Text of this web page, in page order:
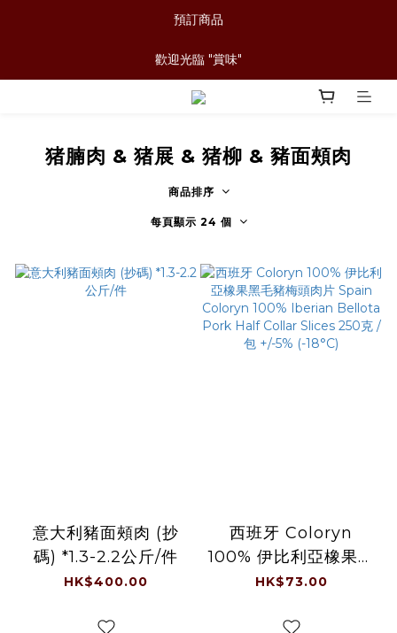
預訂商品
歡迎光臨 "賞味"
猪腩肉 & 猪展 & 猪柳 & 豬面頰肉
商品排序
每頁顯示 24 個
意大利豬面頰肉 (抄
碼) *1.3-2.2公斤/件
HK$400.00
西班牙 Coloryn
100% 伊比利亞橡果黑
毛豬梅頭肉片 Spain
Iberian Bellota
HK$73.00